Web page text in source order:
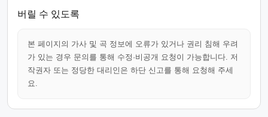
버릴 수 있도록
본 페이지의 가사 및 곡 정보에 오류가 있거나 권리 침해 우려
가 있는 경우 문의를 통해 수정·비공개 요청이 가능합니다. 저
작권자 또는 정당한 대리인은 하단 신고를 통해 요청해 주세
요.